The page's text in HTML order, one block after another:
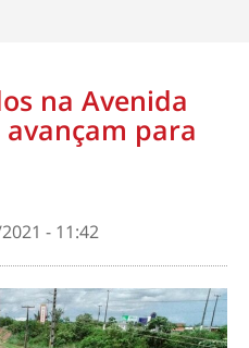
na Avenida
para
- 11:42